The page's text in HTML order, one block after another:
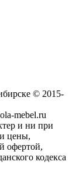
© 2015-
mebel.ru
и ни при
цены,
офертой,
кодекса